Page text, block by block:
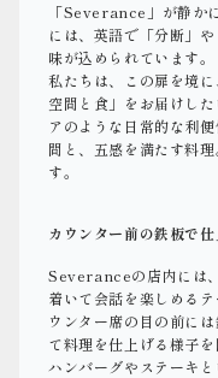
「Severance」が静か
には、英語で「分断」
味が込められています。
私たちは、この扉を境
空間と食」をお届けし
アのような日常的な利
間と、五感を満たす料
す。
カウンター前の鉄板で
Severanceの店内には
着いて会話を楽しめる
ウンター席の目の前に
て料理を仕上げる様子を
ハンバーグやステーキ